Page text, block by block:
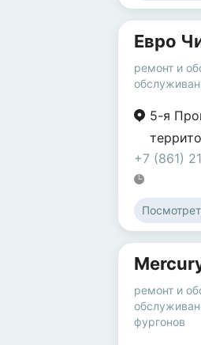
Евро
ремонт и
5-я
+7 (861)
ремонт и
фургонов